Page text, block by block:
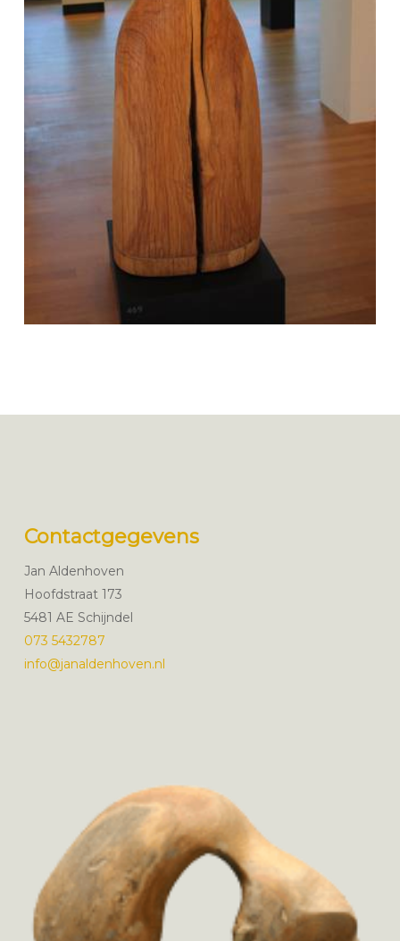
Contactgegevens
Jan Aldenhoven
Hoofdstraat 173
5481 AE Schijndel
073 5432787
info@janaldenhoven.nl